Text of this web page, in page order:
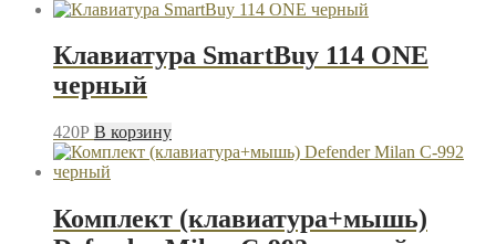
Клавиатура SmartBuy 114 ONE
черный
420P В корзину
Комплект (клавиатура+мышь)